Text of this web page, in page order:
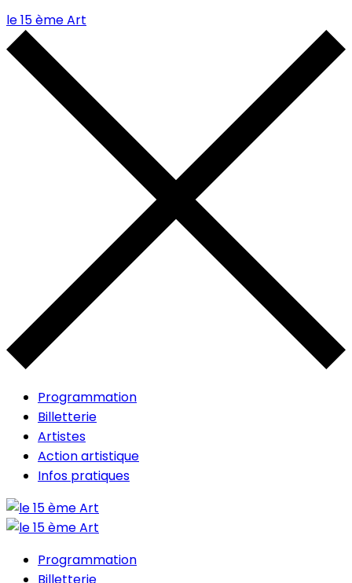
le 15 ème Art
Programmation
Billetterie
Artistes
Action artistique
Infos pratiques
Programmation